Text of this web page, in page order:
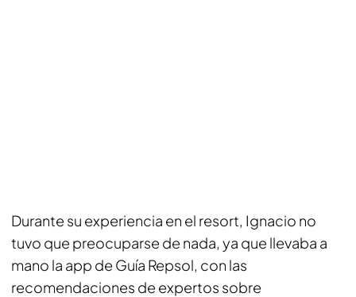
Durante su experiencia en el resort, Ignacio no
tuvo que preocuparse de nada, ya que llevaba a
mano la app de Guía Repsol, con las
recomendaciones de expertos sobre